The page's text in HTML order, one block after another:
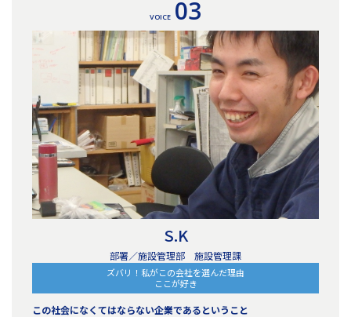
03
S.K
部署／施設管理部 施設管理課
ズバリ！私がこの会社を選んだ理由
ここが好き
この社会になくてはならない企業であるということ